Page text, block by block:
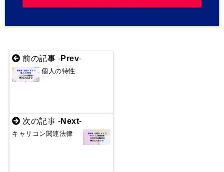
前の記事 -Prev-
個人の特性
次の記事 -Next-
キャリコン関連法律